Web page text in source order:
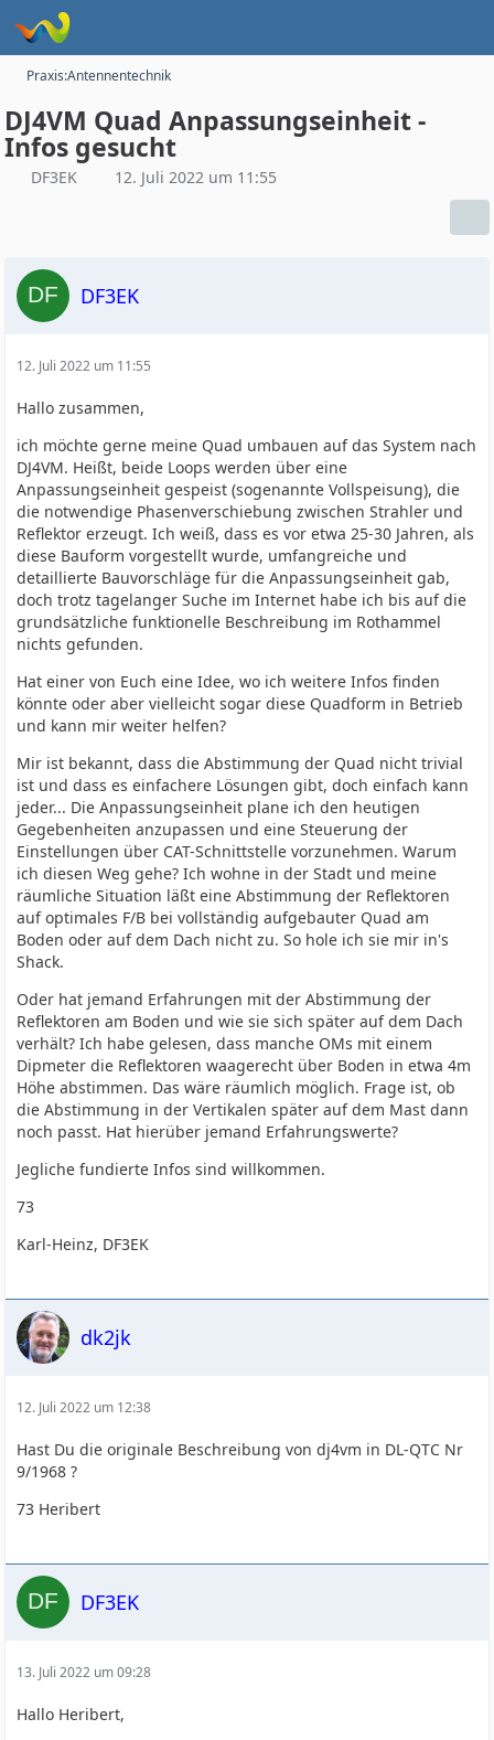
Praxis:Antennentechnik
DJ4VM Quad Anpassungseinheit -
Infos gesucht
DF3EK 12. Juli 2022 um 11:55
DF3EK
12. Juli 2022 um 11:55
Hallo zusammen,
ich möchte gerne meine Quad umbauen auf das System nach
DJ4VM. Heißt, beide Loops werden über eine
Anpassungseinheit gespeist (sogenannte Vollspeisung), die
die notwendige Phasenverschiebung zwischen Strahler und
Reflektor erzeugt. Ich weiß, dass es vor etwa 25-30 Jahren, als
diese Bauform vorgestellt wurde, umfangreiche und
detaillierte Bauvorschläge für die Anpassungseinheit gab,
doch trotz tagelanger Suche im Internet habe ich bis auf die
grundsätzliche funktionelle Beschreibung im Rothammel
nichts gefunden.
Hat einer von Euch eine Idee, wo ich weitere Infos finden
könnte oder aber vielleicht sogar diese Quadform in Betrieb
und kann mir weiter helfen?
Mir ist bekannt, dass die Abstimmung der Quad nicht trivial
ist und dass es einfachere Lösungen gibt, doch einfach kann
jeder... Die Anpassungseinheit plane ich den heutigen
Gegebenheiten anzupassen und eine Steuerung der
Einstellungen über CAT-Schnittstelle vorzunehmen. Warum
ich diesen Weg gehe? Ich wohne in der Stadt und meine
räumliche Situation läßt eine Abstimmung der Reflektoren
auf optimales F/B bei vollständig aufgebauter Quad am
Boden oder auf dem Dach nicht zu. So hole ich sie mir in's
Shack.
Oder hat jemand Erfahrungen mit der Abstimmung der
Reflektoren am Boden und wie sie sich später auf dem Dach
verhält? Ich habe gelesen, dass manche OMs mit einem
Dipmeter die Reflektoren waagerecht über Boden in etwa 4m
Höhe abstimmen. Das wäre räumlich möglich. Frage ist, ob
die Abstimmung in der Vertikalen später auf dem Mast dann
noch passt. Hat hierüber jemand Erfahrungswerte?
Jegliche fundierte Infos sind willkommen.
73
Karl-Heinz, DF3EK
dk2jk
12. Juli 2022 um 12:38
Hast Du die originale Beschreibung von dj4vm in DL-QTC Nr
9/1968 ?
73 Heribert
DF3EK
13. Juli 2022 um 09:28
Hallo Heribert,